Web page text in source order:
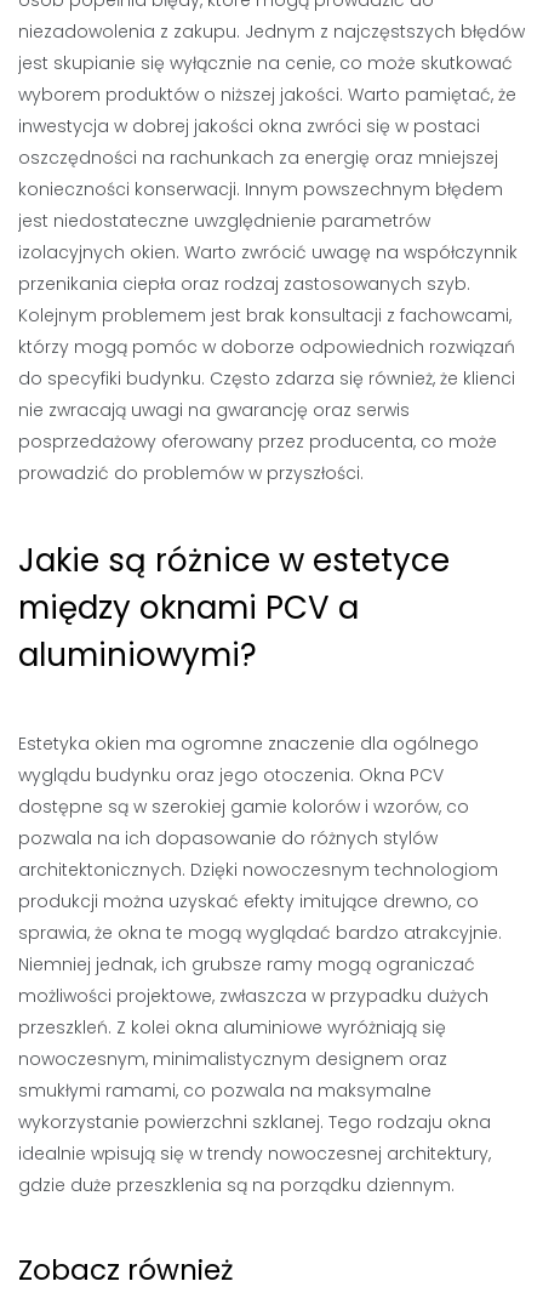
niezadowolenia z zakupu. Jednym z najczęstszych błędów
jest skupianie się wyłącznie na cenie, co może skutkować
wyborem produktów o niższej jakości. Warto pamiętać, że
inwestycja w dobrej jakości okna zwróci się w postaci
oszczędności na rachunkach za energię oraz mniejszej
konieczności konserwacji. Innym powszechnym błędem
jest niedostateczne uwzględnienie parametrów
izolacyjnych okien. Warto zwrócić uwagę na współczynnik
przenikania ciepła oraz rodzaj zastosowanych szyb.
Kolejnym problemem jest brak konsultacji z fachowcami,
którzy mogą pomóc w doborze odpowiednich rozwiązań
do specyfiki budynku. Często zdarza się również, że klienci
nie zwracają uwagi na gwarancję oraz serwis
posprzedażowy oferowany przez producenta, co może
prowadzić do problemów w przyszłości.
Jakie są różnice w estetyce
między oknami PCV a
aluminiowymi?
Estetyka okien ma ogromne znaczenie dla ogólnego
wyglądu budynku oraz jego otoczenia. Okna PCV
dostępne są w szerokiej gamie kolorów i wzorów, co
pozwala na ich dopasowanie do różnych stylów
architektonicznych. Dzięki nowoczesnym technologiom
produkcji można uzyskać efekty imitujące drewno, co
sprawia, że okna te mogą wyglądać bardzo atrakcyjnie.
Niemniej jednak, ich grubsze ramy mogą ograniczać
możliwości projektowe, zwłaszcza w przypadku dużych
przeszkleń. Z kolei okna aluminiowe wyróżniają się
nowoczesnym, minimalistycznym designem oraz
smukłymi ramami, co pozwala na maksymalne
wykorzystanie powierzchni szklanej. Tego rodzaju okna
idealnie wpisują się w trendy nowoczesnej architektury,
gdzie duże przeszklenia są na porządku dziennym.
Zobacz również